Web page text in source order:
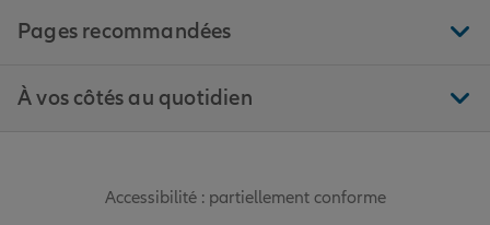
Pages recommandées
À vos côtés au quotidien
Accessibilité : partiellement conforme